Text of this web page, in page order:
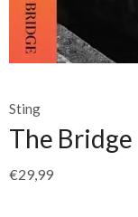
Sting
The Bridge
€29,99